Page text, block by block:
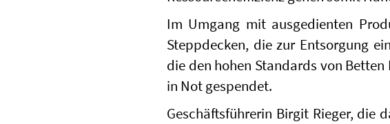
Im Umgang mit ausgedienten
Steppdecken, die zur Entsorgung
die den hohen Standards von
in Not gespendet.
Geschäftsführerin Birgit Rieger, die